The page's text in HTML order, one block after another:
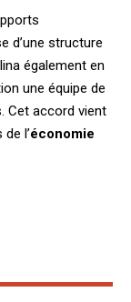
d’une structure
également en
une équipe de
Cet accord vient
l’économie